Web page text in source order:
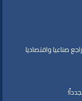
https://
صناعيا واقتصاديا